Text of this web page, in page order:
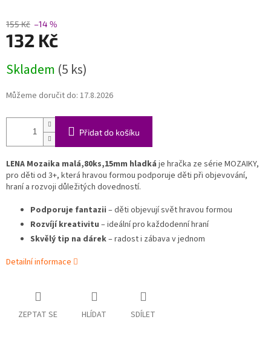
155 Kč –14 %
132 Kč
cena:
Skladem (5 ks)
Můžeme doručit do: 17.8.2026
Přidat do košíku
LENA Mozaika malá,80ks,15mm hladká je hračka ze série MOZAIKY,
pro děti od 3+, která hravou formou podporuje děti při objevování,
hraní a rozvoji důležitých dovedností.
Podporuje fantazii – děti objevují svět hravou formou
Rozvíjí kreativitu – ideální pro každodenní hraní
Skvělý tip na dárek– radost i zábava v jednom
Detailní informace
ZEPTAT SE HLÍDAT SDÍLET